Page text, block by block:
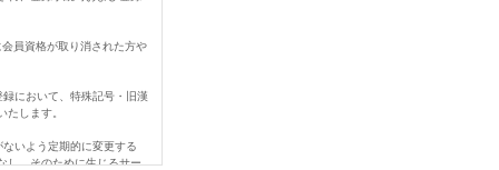
員資格が取り消された方や
において、特殊記号・旧漢
します。
いよう定期的に変更する
し、そのために生じるサー